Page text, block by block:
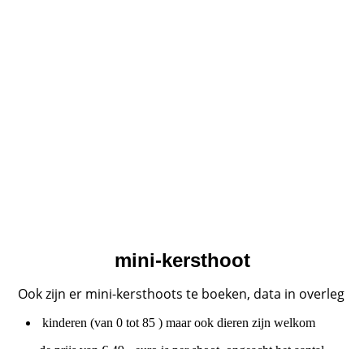
mini-kersthoot
Ook zijn er mini-kersthoots te boeken, data in overleg
kinderen (van 0 tot 85 ) maar ook dieren zijn welkom